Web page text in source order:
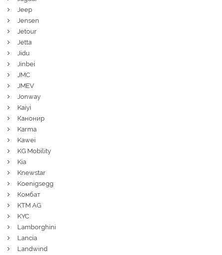
Jeep
Jensen
Jetour
Jetta
Jidu
Jinbei
JMC
JMEV
Jonway
Kaiyi
Канонир
Karma
Kawei
KG Mobility
Kia
Knewstar
Koenigsegg
Комбат
KTM AG
KYC
Lamborghini
Lancia
Landwind